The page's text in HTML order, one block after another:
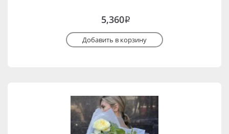
5,360i
Добавить в корзину